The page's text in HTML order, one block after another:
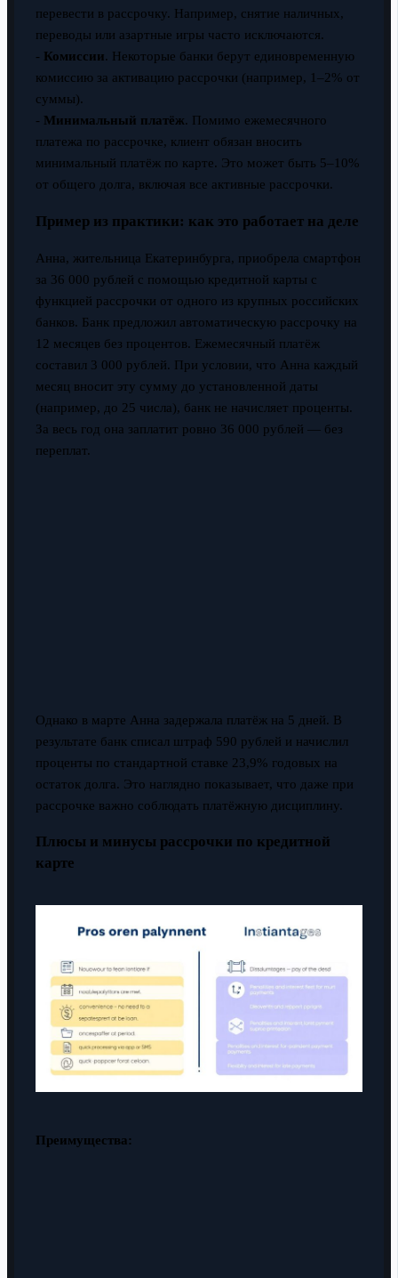
перевести в рассрочку. Например, снятие наличных,
переводы или азартные игры часто исключаются.
- Комиссии. Некоторые банки берут единовременную
комиссию за активацию рассрочки (например, 1–2% от
суммы).
- Минимальный платёж. Помимо ежемесячного
платежа по рассрочке, клиент обязан вносить
минимальный платёж по карте. Это может быть 5–10%
от общего долга, включая все активные рассрочки.
Пример из практики: как это работает на деле
Анна, жительница Екатеринбурга, приобрела смартфон
за 36 000 рублей с помощью кредитной карты с
функцией рассрочки от одного из крупных российских
банков. Банк предложил автоматическую рассрочку на
12 месяцев без процентов. Ежемесячный платёж
составил 3 000 рублей. При условии, что Анна каждый
месяц вносит эту сумму до установленной даты
(например, до 25 числа), банк не начисляет проценты.
За весь год она заплатит ровно 36 000 рублей — без
переплат.
Однако в марте Анна задержала платёж на 5 дней. В
результате банк списал штраф 590 рублей и начислил
проценты по стандартной ставке 23,9% годовых на
остаток долга. Это наглядно показывает, что даже при
рассрочке важно соблюдать платёжную дисциплину.
Плюсы и минусы рассрочки по кредитной
карте
Преимущества: